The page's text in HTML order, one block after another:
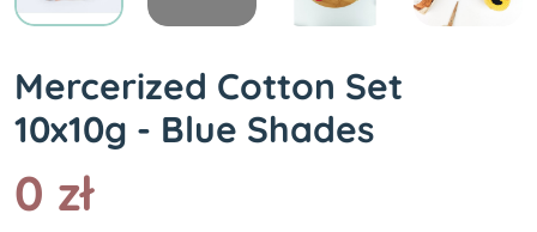
Mercerized Cotton Set
10x10g - Blue Shades
0 zł